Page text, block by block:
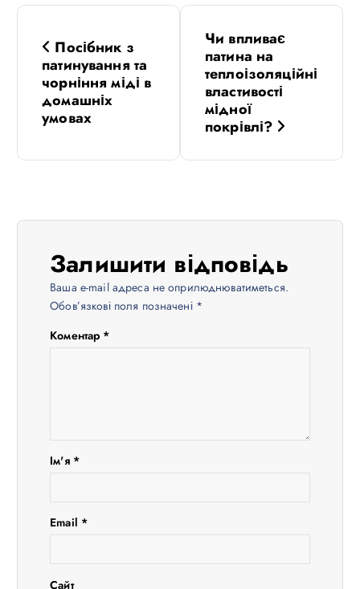
Н
а
Посібник з
патинування та
чорніння міді в
домашніх
умовах
Чи впливає
патина на
теплоізоляційні
властивості
мідної
покрівлі?
Залишити відповідь
Ваша e-mail адреса не оприлюднюватиметься.
Обов’язкові поля позначені *
Коментар *
Ім'я *
Email *
Сайт